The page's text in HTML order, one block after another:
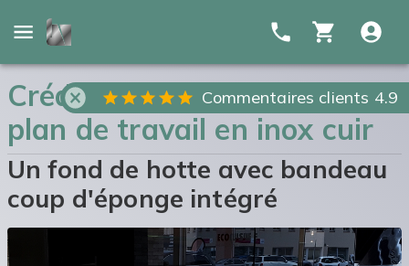
Commentaires clients 4.9
Crédence en inox brossé et
plan de travail en inox cuir
Un fond de hotte avec bandeau
coup d'éponge intégré